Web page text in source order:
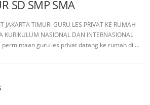
SD SMP SMA
JAKARTA TIMUR: GURU LES PRIVAT KE RUMAH
KURIKULUM NASIONAL DAN INTERNASIONAL
guru les privat datang ke rumah di …